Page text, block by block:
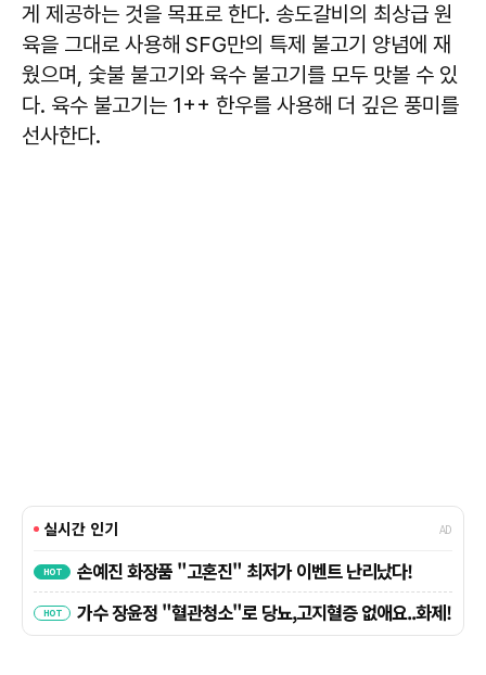
게 제공하는 것을 목표로 한다. 송도갈비의 최상급 원
육을 그대로 사용해 SFG만의 특제 불고기 양념에 재
웠으며, 숯불 불고기와 육수 불고기를 모두 맛볼 수 있
다. 육수 불고기는 1++ 한우를 사용해 더 깊은 풍미를
선사한다.